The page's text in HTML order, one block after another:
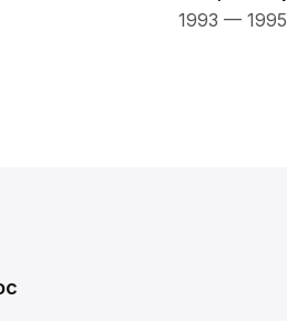
1993 — 1995